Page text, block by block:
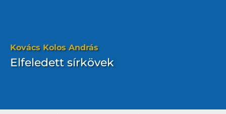
Kovács Kolos András
Elfeledett sírkövek